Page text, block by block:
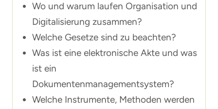
Wo und warum laufen Organisation und
Digitalisierung zusammen?
Welche Gesetze sind zu beachten?
Was ist eine elektronische Akte und was
ist ein
Dokumentenmanagementsystem?
Welche Instrumente, Methoden werden